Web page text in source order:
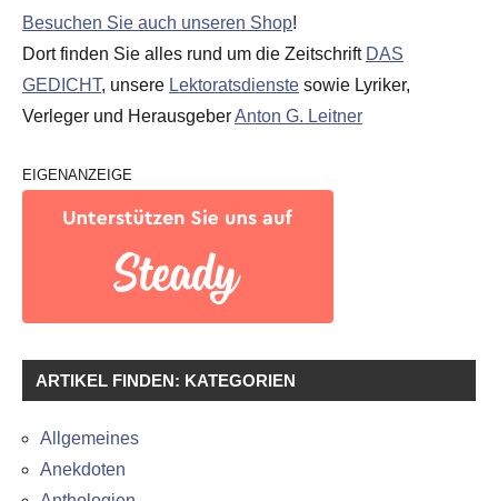
Besuchen Sie auch unseren Shop!
Dort finden Sie alles rund um die Zeitschrift DAS
GEDICHT, unsere Lektoratsdienste sowie Lyriker,
Verleger und HerausgeberAnton G. Leitner
EIGENANZEIGE
ARTIKEL FINDEN: KATEGORIEN
Allgemeines
Anekdoten